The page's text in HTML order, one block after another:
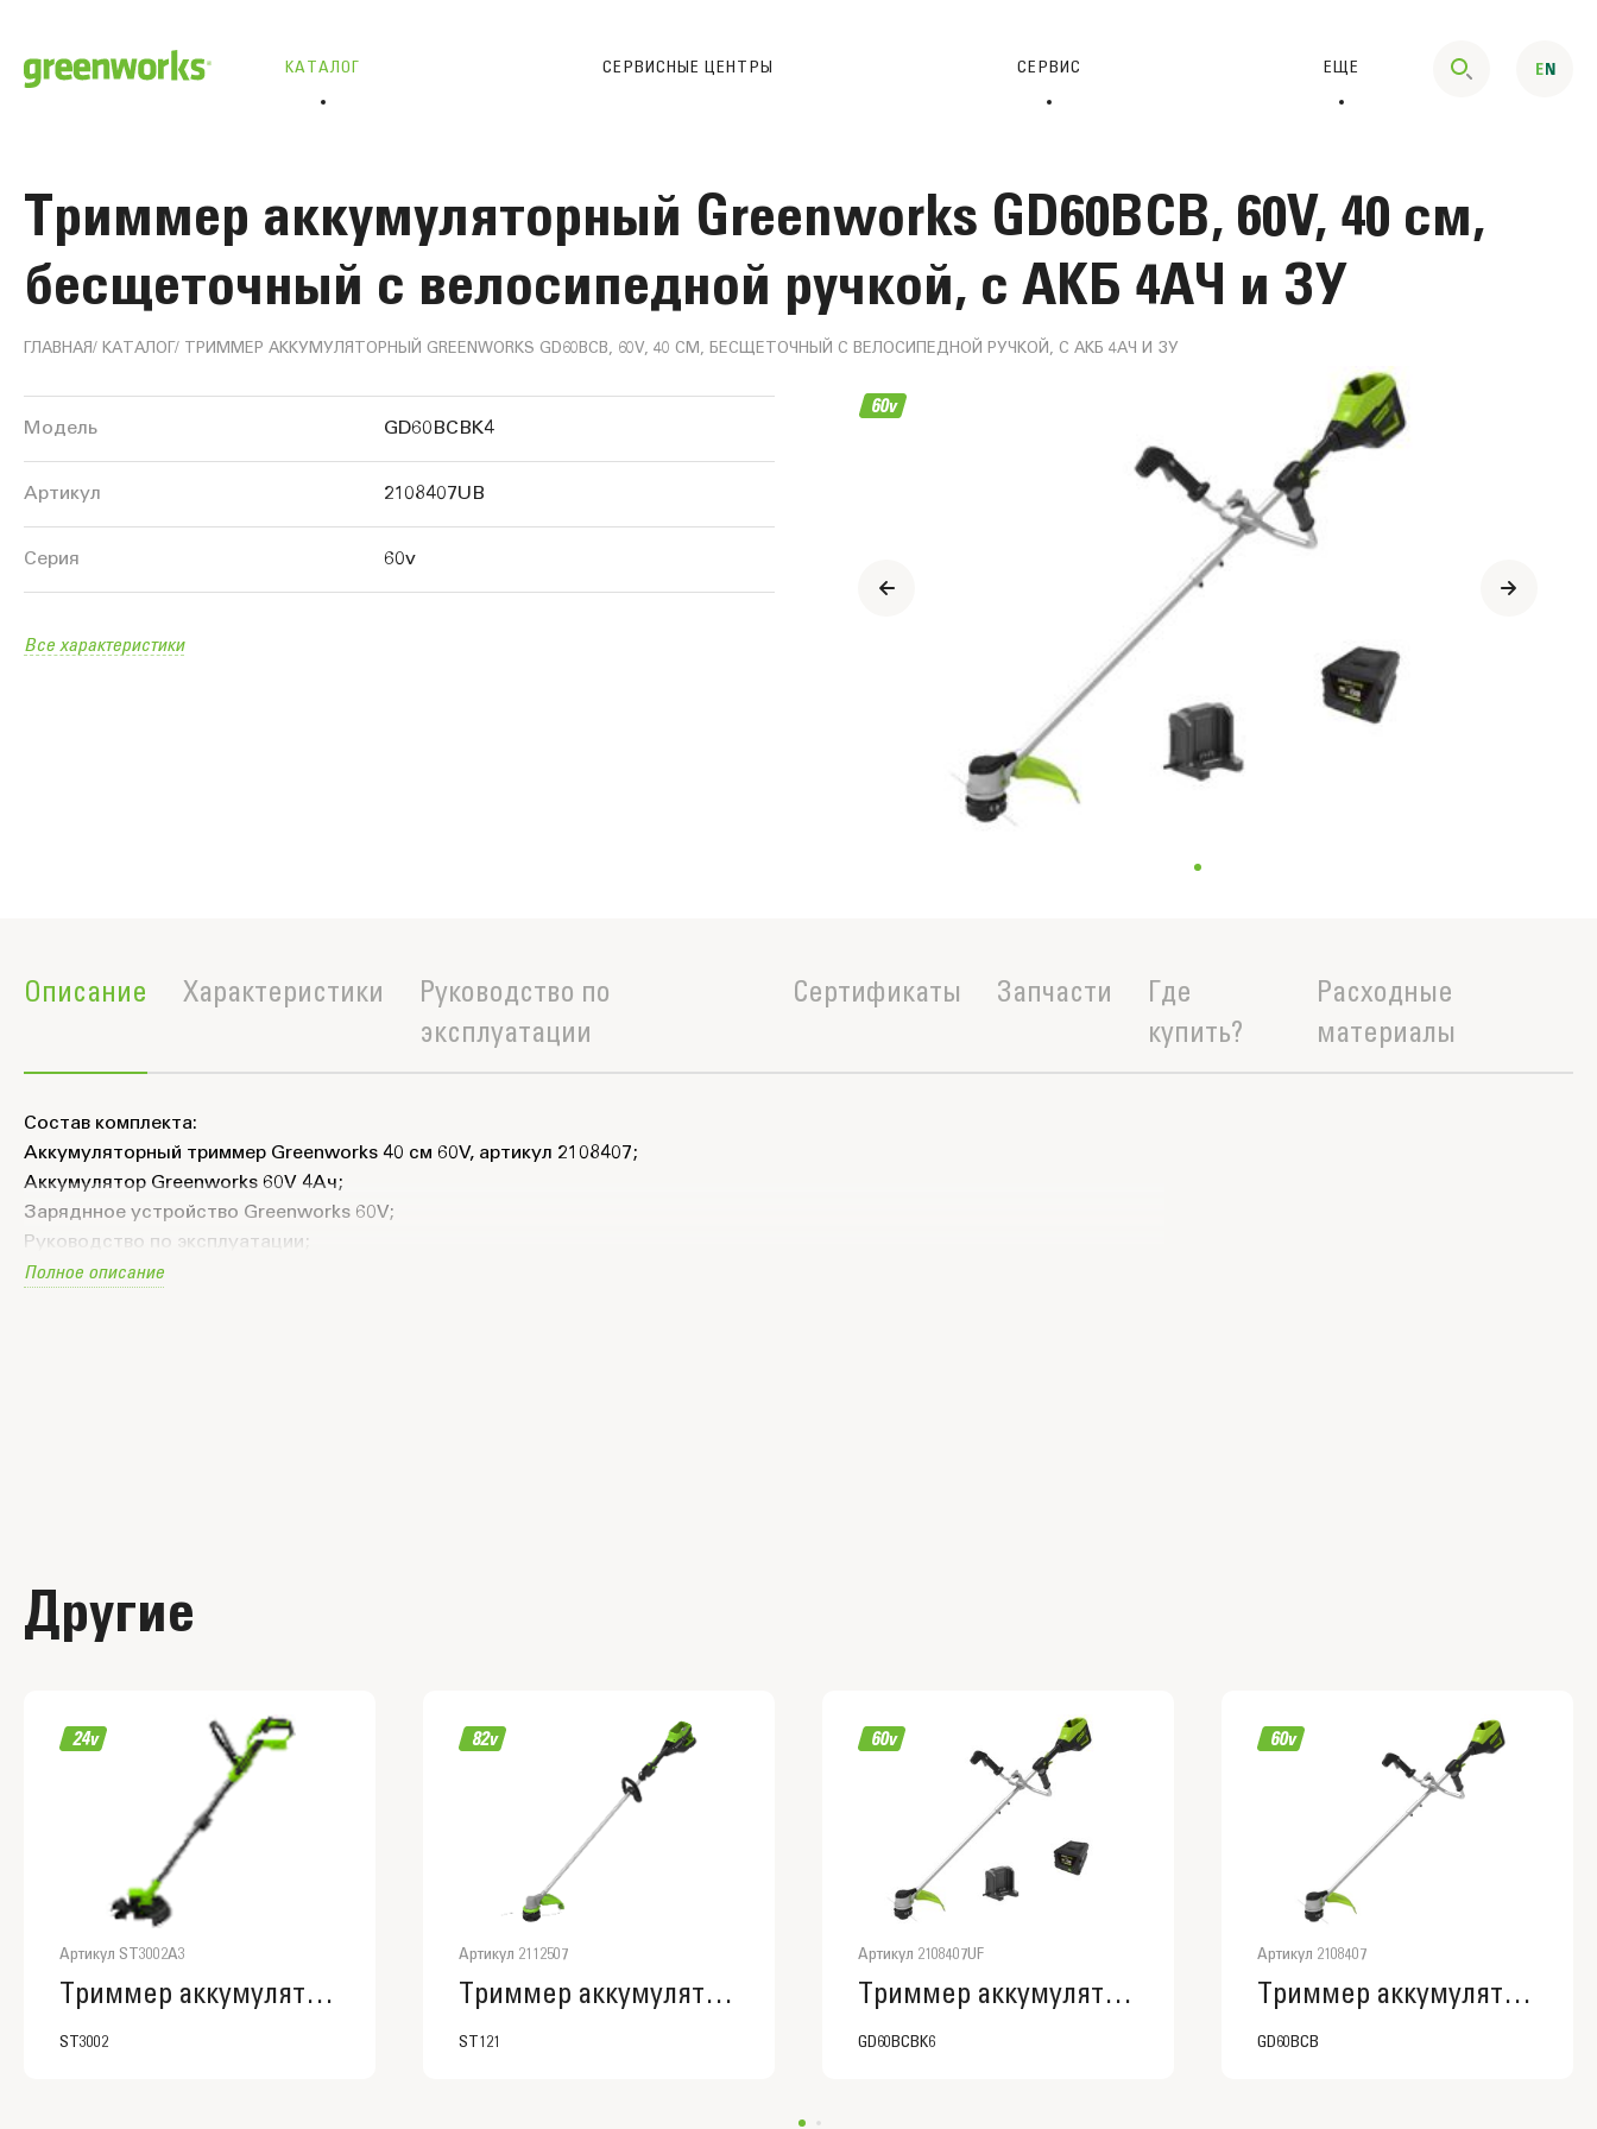
КАТАЛОГ СЕРВИСНЫЕ ЦЕНТРЫ CЕРВИС ЕЩЕ
Триммер аккумуляторный Greenworks GD60BCB, 60V, 40 см,
бесщеточный с велосипедной ручкой, с АКБ 4АЧ и ЗУ
ГЛАВНАЯ КАТАЛОГ ТРИММЕР АККУМУЛЯТОРНЫЙ GREENWORKS GD60BCB, 60V, 40 СМ, БЕСЩЕТОЧНЫЙ С ВЕЛОСИПЕДНОЙ РУЧКОЙ, С АКБ 4АЧ И ЗУ
Информация
о
продукте
Модель GD60BCBK4
Артикул 2108407UB
Серия 60v
Все характеристики
Описание Характеристики
Руководство по
эксплуатации
Сертификаты Запчасти
Где
купить?
Расходные
материалы
Состав комплекта:
Аккумуляторный триммер Greenworks 40 см 60V, артикул 2108407;
Аккумулятор Greenworks 60V 4Ач;
Заряднное устройство Greenworks 60V;
Руководство по эксплуатации;
Гарантийный талон.
Полное описание
Другие
Артикул ST3002A3
Триммер аккумуляторный Greenworks ST3002, ST3002A3
ST3002
Артикул 2112507
Триммер аккумуляторный Greenworks ST121, 2112507
ST121
Артикул 2108407UF
Триммер аккумуляторный Greenworks GD60BCB, 60V, 40 см, бесщеточный с велосипедной ручкой, с АКБ 6АЧ и ЗУ
GD60BCBK6
Артикул 2108407
Триммер аккумуляторный Greenworks GD60BCB, 60V, 40 см, бесщеточный с велосипедной ручкой, без АКБ и ЗУ
GD60BCB